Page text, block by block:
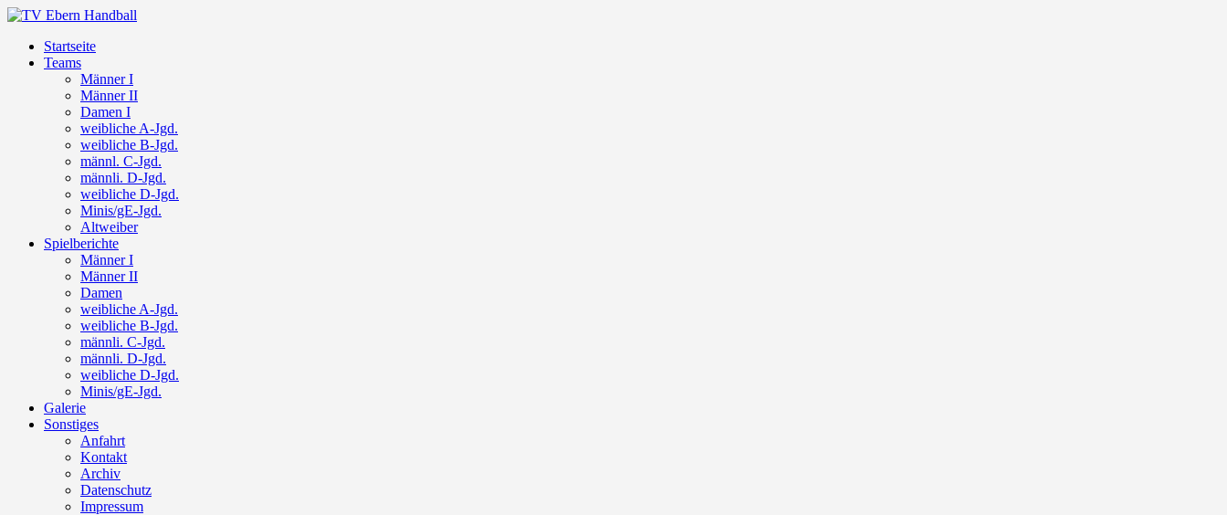
Startseite
Teams
Männer I
Männer II
Damen I
weibliche A-Jgd.
weibliche B-Jgd.
männl. C-Jgd.
männli. D-Jgd.
weibliche D-Jgd.
Minis/gE-Jgd.
Altweiber
Spielberichte
Männer I
Männer II
Damen
weibliche A-Jgd.
weibliche B-Jgd.
männli. C-Jgd.
männli. D-Jgd.
weibliche D-Jgd.
Minis/gE-Jgd.
Galerie
Sonstiges
Anfahrt
Kontakt
Archiv
Datenschutz
Impressum